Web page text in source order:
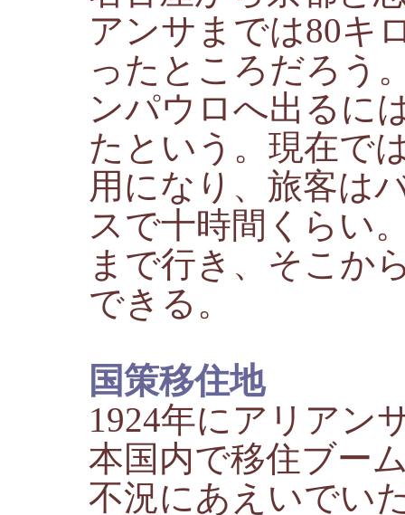
アンサまでは80キ
ったところだろう
ンパウロへ出るに
たという。現在で
用になり、旅客は
スで十時間くらい
まで行き、そこか
できる。
国策移住地
1924年にアリアン
本国内で移住ブー
不況にあえいでい